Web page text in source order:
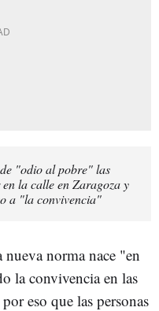
"odio al pobre" las
la calle en Zaragoza y
a "la convivencia"
nueva norma nace "en
la convivencia en las
eso que las personas